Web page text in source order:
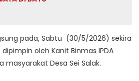
pada, Sabtu (30/5/2026) sekira
dipimpin oleh Kanit Binmas IPDA
masyarakat Desa Sei Salak.